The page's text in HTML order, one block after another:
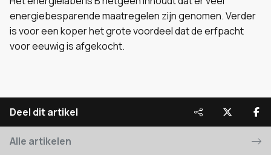
energiebesparende maatregelen zijn genomen. Verder
is voor een koper het grote voordeel dat de erfpacht
voor eeuwig is afgekocht.
Deel dit artikel
Alle artikelen